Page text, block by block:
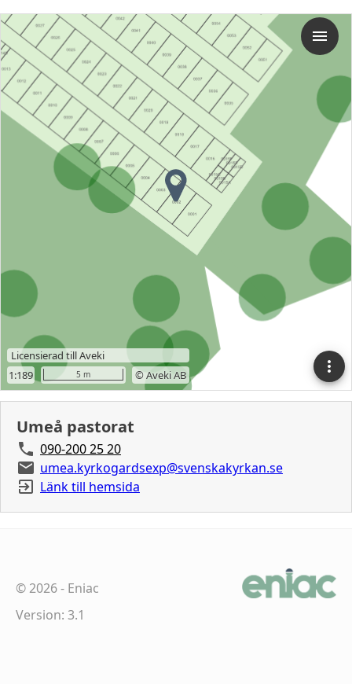
Umeå pastorat
090-200 25 20
umea.kyrkogardsexp@svenskakyrkan.se
Länk till hemsida
©2026- Eniac
Version: 3.1